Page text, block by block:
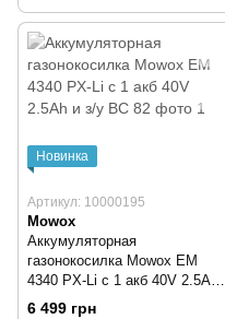
Новинка
Артикул: 10000195
Mowox
Аккумуляторная
газонокосилка Mowox EM
4340 PX-Li с 1 акб 40V 2.5Ah и
з/у BC 82
6 499 грн